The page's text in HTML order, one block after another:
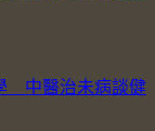
中醫治未病談健